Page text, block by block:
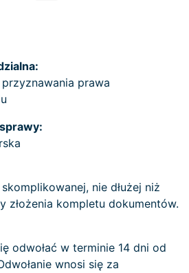
prawa
nie dłużej niż
złożenia kompletu dokumentów.
odwołać w terminie 14 dni od
wnosi się za